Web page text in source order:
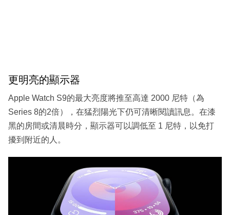
更明亮的顯示器
Apple Watch S9的最大亮度將推至高達 2000 尼特（為
Series 8的2倍），在猛烈陽光下仍可清晰閱讀訊息。在漆
黑的房間或清晨時分，顯示器可以調低至 1 尼特，以免打
擾到附近的人。